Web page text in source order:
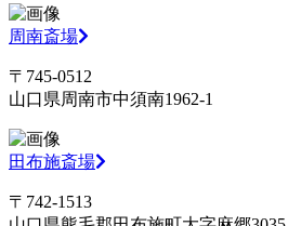
周南斎場
〒745-0512
山口県周南市中須南1962-1
田布施斎場
〒742-1513